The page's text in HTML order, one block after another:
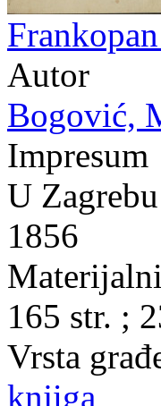
Autor
Bogović,
Impresum
U
1856
165 str. ;
Vrsta
knjiga